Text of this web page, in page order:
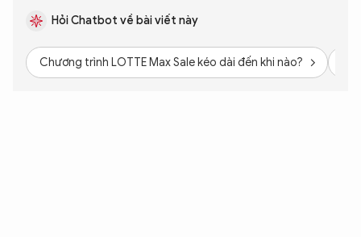
Hỏi Chatbot về bài viết này
Chương trình LOTTE Max Sale kéo dài đến khi nào?